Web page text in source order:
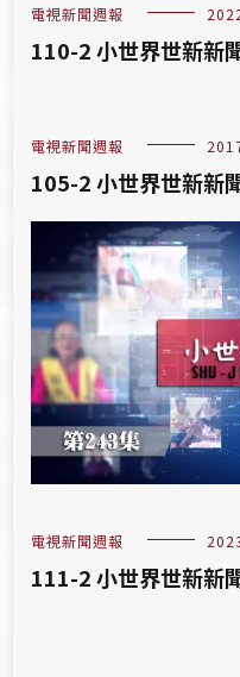
電視新聞週報
110-2 小世界世新新
電視新聞週報
105-2 小世界世新新
電視新聞週報
111-2 小世界世新新